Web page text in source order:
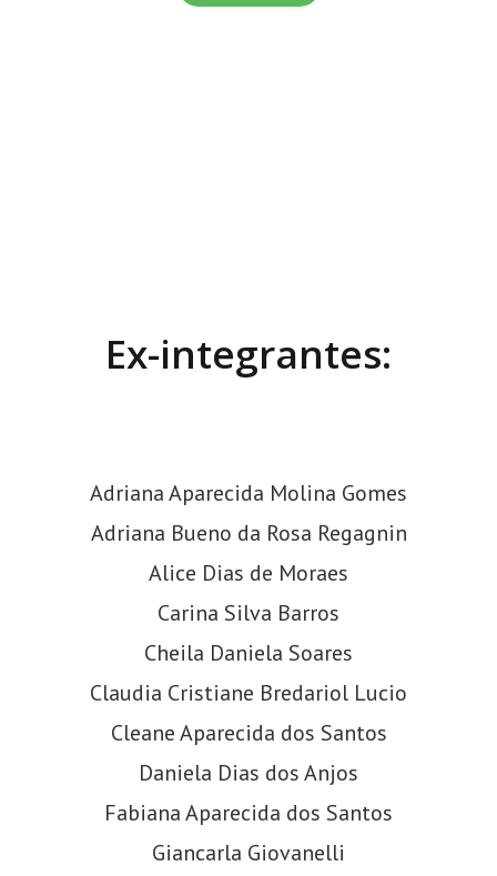
Ex-integrantes:
Adriana Aparecida Molina Gomes
Adriana Bueno da Rosa Regagnin
Alice Dias de Moraes
Carina Silva Barros
Cheila Daniela Soares
Claudia Cristiane Bredariol Lucio
Cleane Aparecida dos Santos
Daniela Dias dos Anjos
Fabiana Aparecida dos Santos
Giancarla Giovanelli